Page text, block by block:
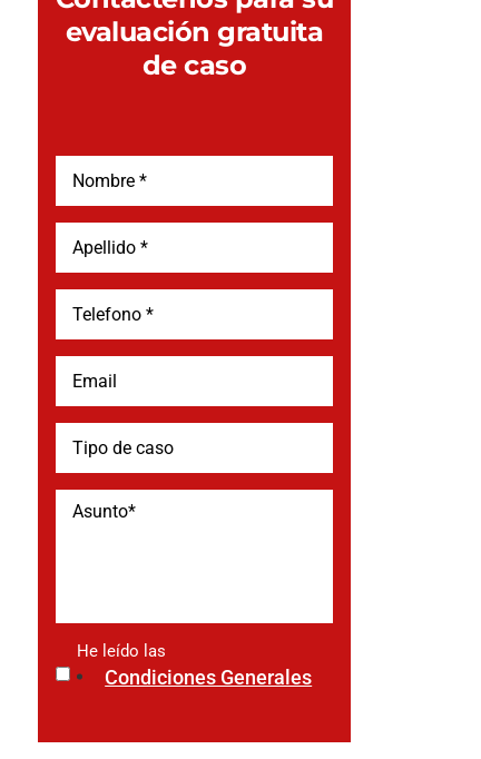
evaluación gratuita
de caso
He leído las
Condiciones Generales